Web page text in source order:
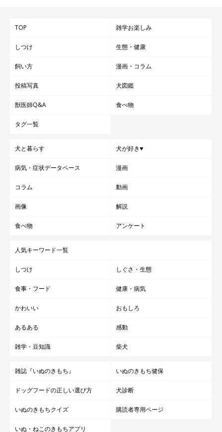
TOP 雑学お楽しみ
しつけ 生態・健康
飼い方 漫画・コラム
投稿写真 犬図鑑
獣医師Q&A 食べ物
タグ一覧
犬と暮らす 犬が好き♥
病気・症状データベース 漫画
コラム 動画
画像 解説
食べ物 アンケート
人気キーワード一覧
しつけ しぐさ・生態
食事・フード 健康・病気
かわいい おもしろ
あるある 感動
雑学・豆知識 柴犬
雑誌『いぬのきもち』 いぬのきもち健保
ドッグフードの正しい選び方 犬診断
いぬのきもちクイズ 購読者専用ページ
いぬ・ねこのきもちアプリ